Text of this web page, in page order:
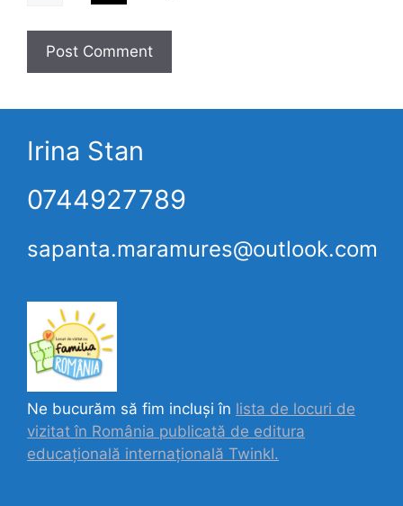
Irina Stan
0744927789
sapanta.maramures@outlook.com
Ne bucurăm să fim incluși în lista de locuri de
vizitat în România publicată de editura
educațională internațională Twinkl.